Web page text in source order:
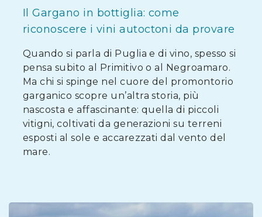
Il Gargano in bottiglia: come
riconoscere i vini autoctoni da provare
Quando si parla di Puglia e di vino, spesso si
pensa subito al Primitivo o al Negroamaro.
Ma chi si spinge nel cuore del promontorio
garganico scopre un’altra storia, più
nascosta e affascinante: quella di piccoli
vitigni, coltivati da generazioni su terreni
esposti al sole e accarezzati dal vento del
mare.